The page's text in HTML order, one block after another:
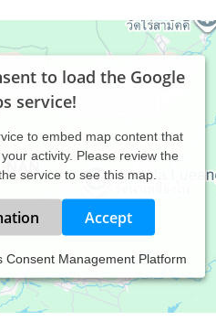
to load the Google
service!
to embed map content that
activity. Please review the
service to see this map.
Accept
Consent Management Platform
Großraum Hamburg.